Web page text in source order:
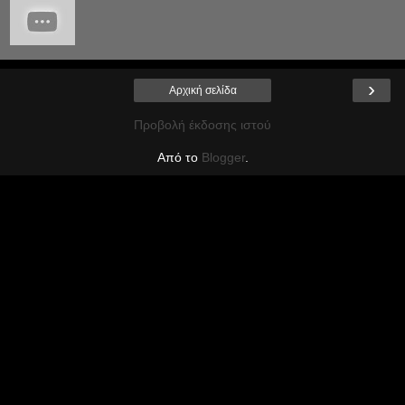
›
Αρχική σελίδα
Προβολή έκδοσης ιστού
Από το Blogger.